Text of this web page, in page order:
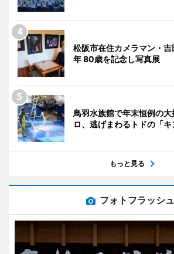
松阪市在住カメラマン・
年 80歳を記念し写真展
鳥羽水族館で年末恒例の
ロ、逃げまわるトドの「キ
もっと見る
フォトフラッシュ